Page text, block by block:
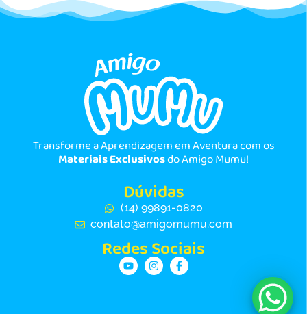
Transforme a Aprendizagem em Aventura com os
Materiais Exclusivosdo Amigo Mumu!
Dúvidas
(14) 99891-0820
contato@amigomumu.com
Redes Sociais